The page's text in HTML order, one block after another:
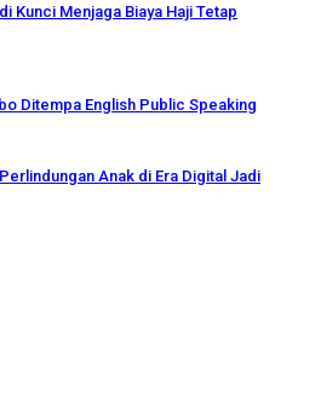
Kunci Menjaga Biaya Haji Tetap
Ditempa English Public Speaking
Anak di Era Digital Jadi